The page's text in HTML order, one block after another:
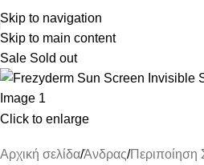
Skip to navigation
Skip to main content
ΔΩΡΕΑΝ
Sale Sold out
Click to enlarge
Αρχική σελίδα Άνδρας Περιποίηση